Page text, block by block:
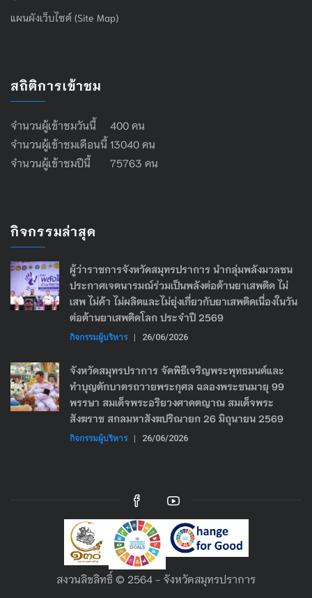
แผนผังเว็บไซต์ (Site Map)
สถิติการเข้าชม
จำนวนผู้เข้าชมวันนี้ 400 คน
จำนวนผู้เข้าชมเดือนนี้ 13040 คน
จำนวนผู้เข้าชมปีนี้ 75763 คน
กิจกรรมล่าสุด
ผู้ว่าราชการจังหวัดสมุทรปราการ นำกลุ่มพลังมวลชน
ประกาศเจตนารมณ์ร่วมเป็นพลังต่อต้านยาเสพติด ไม่
เสพ ไม่ค้า ไม่ผลิตและไม่ยุ่งเกี่ยวกับยาเสพติดเนื่องในวัน
ต่อต้านยาเสพติดโลก ประจำปี 2569
กิจกรรมผู้บริหาร | 26/06/2026
จังหวัดสมุทรปราการ จัดพิธีเจริญพระพุทธมนต์และ
ทำบุญตักบาตรถวายพระกุศล ฉลองพระชนมายุ 99
พรรษา สมเด็จพระอริยวงศาคตญาณ สมเด็จพระ
สังฆราช สกลมหาสังฆปริณายก 26 มิถุนายน 2569
กิจกรรมผู้บริหาร | 26/06/2026
สงวนลิขลิทธิ์ © 2564 - จังหวัดสมุทรปราการ